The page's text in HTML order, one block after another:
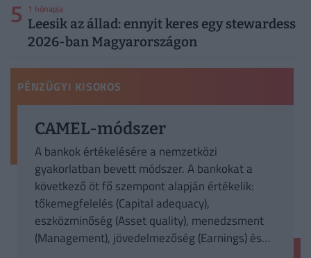
5 1 hónapja
Leesik az állad: ennyit keres egy stewardess
2026-ban Magyarországon
PÉNZÜGYI KISOKOS
CAMEL-módszer
A bankok értékelésére a nemzetközi
gyakorlatban bevett módszer. A bankokat a
következő öt fő szempont alapján értékelik:
tőkemegfelelés (Capital adequacy),
eszközminőség (Asset quality), menedzsment
(Management), jövedelmezőség (Earnings) és